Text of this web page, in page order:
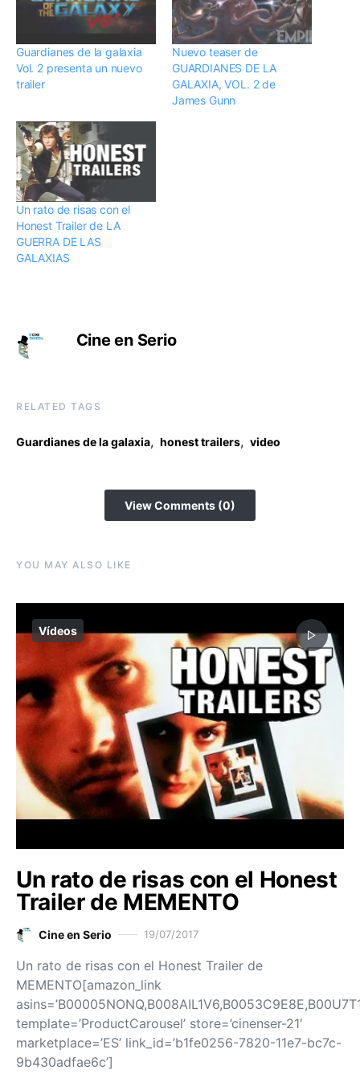
Guardianes de la galaxia
Vol. 2 presenta un nuevo
trailer
Nuevo teaser de
GUARDIANES DE LA
GALAXIA, VOL. 2 de
James Gunn
Un rato de risas con el
Honest Trailer de LA
GUERRA DE LAS
GALAXIAS
Cine en Serio
RELATED TAGS
Guardianes de la galaxia, honest trailers, video
View Comments (0)
YOU MAY ALSO LIKE
Vídeos
Un rato de risas con el Honest
Trailer de MEMENTO
Cine en Serio 19/07/2017
Un rato de risas con el Honest Trailer de
MEMENTO[amazon_link
template=’ProductCarousel’ store=’cinenser-21′
marketplace=’ES’ link_id=’b1fe0256-7820-11e7-bc7c-
9b430adfae6c’]